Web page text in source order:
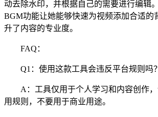
动去除水印，并根据自己的需要进行编辑
BGM功能让她能够快速为视频添加合适的
升了内容的专业度。
FAQ：
Q1：使用这款工具会违反平台规则吗？
A：工具仅用于个人学习和内容创作
用规则，不要用于商业用途。